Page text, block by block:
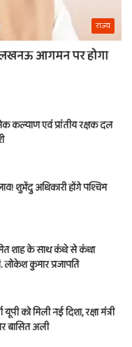
राज्य
लखनऊ आगमन पर होगा
कल्याण एवं प्रांतीय रक्षक दल
शुभेंदु अधिकारी होंगे पश्चिम
शाह के साथ कंधे से कंधा
लोकेश कुमार प्रजापति
को मिली नई दिशा, रक्षा मंत्री
बासित अली